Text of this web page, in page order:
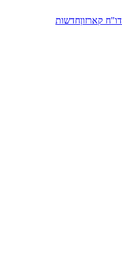
דו"ח קארזוןחדשות